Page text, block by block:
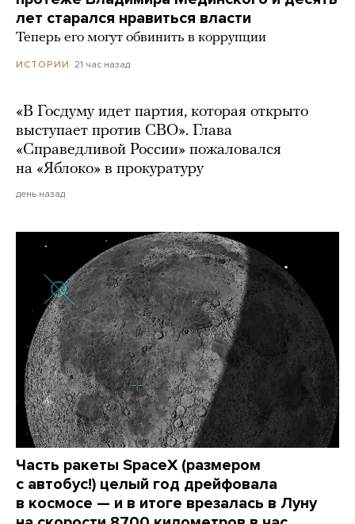
лет старался нравиться власти
Теперь его могут обвинить в коррупции
ИСТОРИИ 21 час назад
«В Госдуму идет партия, которая открыто
выступает против СВО». Глава
«Справедливой России» пожаловался
на «Яблоко» в прокуратуру
день назад
Часть ракеты SpaceX (размером
с автобус!) целый год дрейфовала
в космосе — и в итоге врезалась в Луну